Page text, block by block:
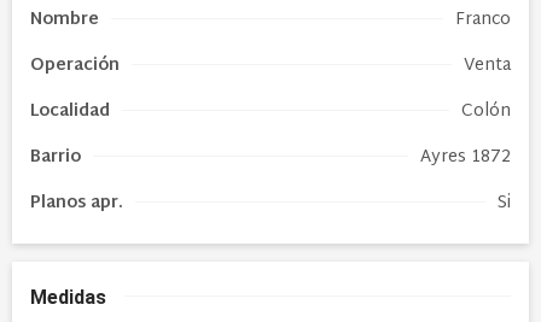
Nombre
Franco
Operación
Venta
Localidad
Colón
Barrio
Ayres 1872
Planos apr.
Si
Medidas